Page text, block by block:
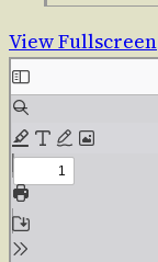
View Fullscreen